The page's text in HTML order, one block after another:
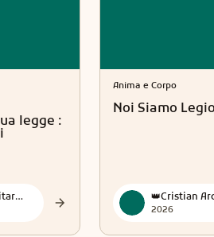
legge :
👑Cristian Arcanitarocchi👑 Official
Anima e Corpo
Noi Siamo
2026